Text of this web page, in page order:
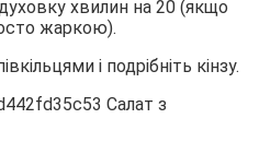
хвилин на 20 (якщо
жаркою).
і подрібніть кінзу.